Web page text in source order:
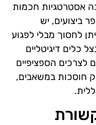
אסטרטגיות חכמות
ביצועים, יש
לחסוך מבלי לפגוע
כלים דיגיטליים
לצרכים הספציפיים
חוסכות במשאבים,